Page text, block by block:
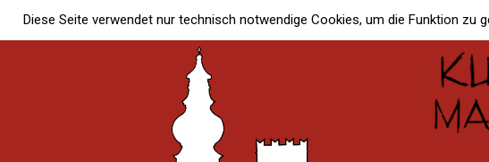
Diese Seite verwendet nur technisch notwendige Cookies, um die Funktion zu